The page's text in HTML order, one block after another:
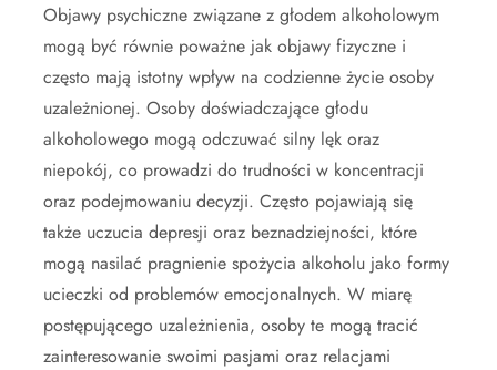
Objawy psychiczne związane z głodem alkoholowym
mogą być równie poważne jak objawy fizyczne i
często mają istotny wpływ na codzienne życie osoby
uzależnionej. Osoby doświadczające głodu
alkoholowego mogą odczuwać silny lęk oraz
niepokój, co prowadzi do trudności w koncentracji
oraz podejmowaniu decyzji. Często pojawiają się
także uczucia depresji oraz beznadziejności, które
mogą nasilać pragnienie spożycia alkoholu jako formy
ucieczki od problemów emocjonalnych. W miarę
postępującego uzależnienia, osoby te mogą tracić
zainteresowanie swoimi pasjami oraz relacjami